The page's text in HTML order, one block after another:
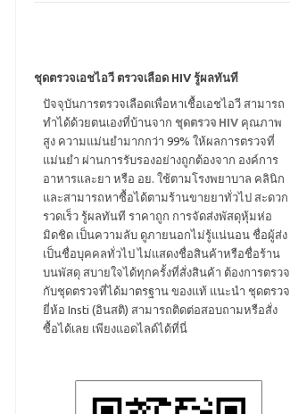
ชุดตรวจเอชไอวี ตรวจเลือด HIV รู้ผลทันที
ปัจจุบันการตรวจเลือดเพื่อหาเชื้อเอชไอวี สามารถ
ทำได้ด้วยตนเองที่บ้านจาก ชุดตรวจ HIV คุณภาพ
สูง ความแม่นยำมากกว่า 99% ให้ผลการตรวจที่
แม่นยำ ผ่านการรับรองอย่างถูกต้องจาก องค์การ
อาหารและยา หรือ อย. ใช้ตามโรงพยาบาล คลินิก
และสามารถหาซื้อได้ตามร้านขายยาทั่วไป สะดวก
รวดเร็ว รู้ผลทันที ราคาถูก การจัดส่งพัสดุหุ้มห่อ
มิดชิด เป็นความลับ ดูภายนอกไม่รู้แน่นอน ชื่อผู้ส่ง
เป็นชื่อบุคคลทั่วไป ไม่แสดงชื่อสินค้าหรือชื่อร้าน
บนพัสดุ สบายใจได้ทุกครั้งที่สั่งสินค้า ต้องการตรวจ
กับชุดตรวจที่ได้มาตรฐาน ของแท้ แนะนำ ชุดตรวจ
ยี่ห้อ Insti (อินสติ) สามารถติดต่อสอบถามหรือสั่ง
ซื้อได้เลย เพียงแอดไลด์ได้ที่นี่